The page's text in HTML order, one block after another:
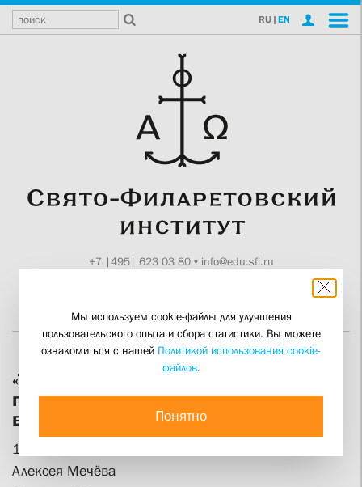
RU | EN
+7 |495| 623 03 80• info@edu.sfi.ru
«Теперь такое время, когда все
пустынники и затворники должны
выйти на службу народу»
150 лет со дня рождения святого праведного отца
Алексея Мечёва
Мы используем cookie-файлы для улучшения
пользовательского опыта и сбора статистики. Вы можете
ознакомиться с нашей Политикой использования cookie-
файлов.
Понятно